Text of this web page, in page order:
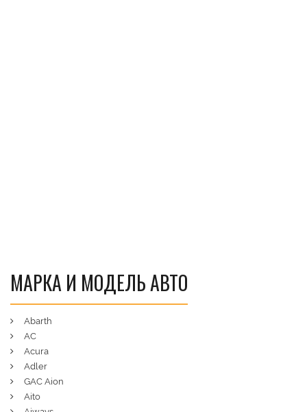
МАРКА И МОДЕЛЬ АВТО
Abarth
AC
Acura
Adler
GAC Aion
Aito